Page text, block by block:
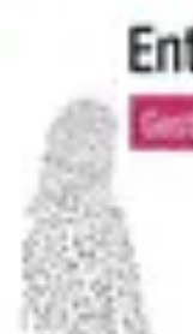
Stress Management
Gestion du stress pour
Outils
Stress